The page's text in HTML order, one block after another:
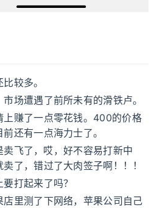
较多。
场遭遇了前所未有的滑铁卢。
上赚了一点零花钱。400的价格
还有一点海力士了。
飞了，哎，好不容易打新中
了，错过了大肉签子啊！！！
打起来了吗？
店里测了下网络，苹果公司自己